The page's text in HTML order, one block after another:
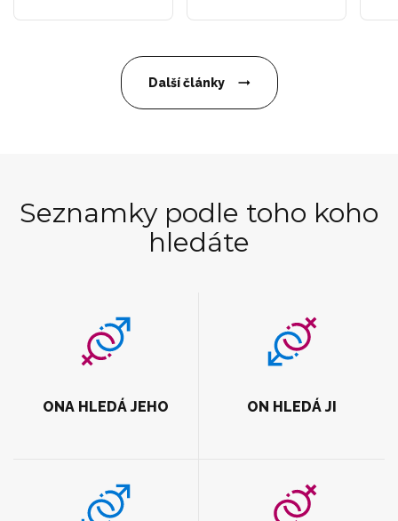
Další články
Seznamky podle toho koho
hledáte
ONA HLEDÁ JEHO ON HLEDÁ JI